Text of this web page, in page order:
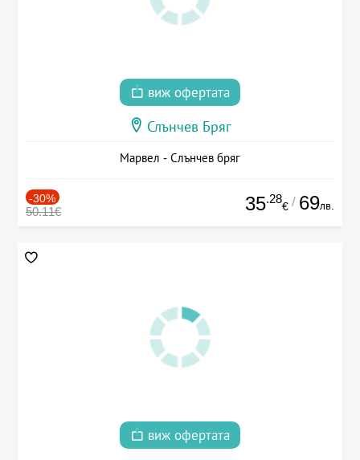
виж офертата
Слънчев Бряг
Марвел - Слънчев бряг
-30%
50.11€ 35.28
€ / 69лв.
виж офертата